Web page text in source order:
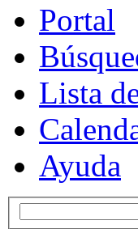
Portal
Lista
Ayuda